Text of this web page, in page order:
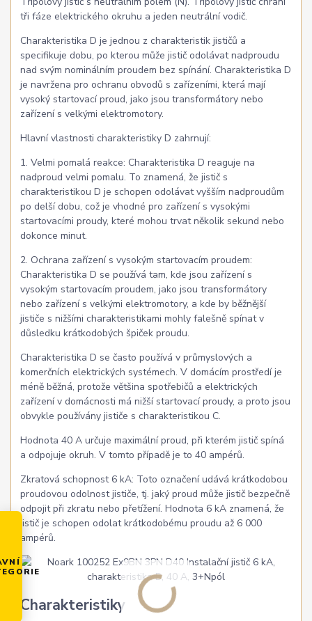
tři fáze elektrického okruhu a jeden neutrální vodič.
Charakteristika D je jednou z charakteristik jističů a
specifikuje dobu, po kterou může jistič odolávat nadproudu
nad svým nominálním proudem bez spínání. Charakteristika D
je navržena pro ochranu obvodů s zařízeními, která mají
vysoký startovací proud, jako jsou transformátory nebo
zařízení s velkými elektromotory.
Hlavní vlastnosti charakteristiky D zahrnují:
1. Velmi pomalá reakce: Charakteristika D reaguje na
nadproud velmi pomalu. To znamená, že jistič s
charakteristikou D je schopen odolávat vyšším nadproudům
po delší dobu, což je vhodné pro zařízení s vysokými
startovacími proudy, které mohou trvat několik sekund nebo
dokonce minut.
2. Ochrana zařízení s vysokým startovacím proudem:
Charakteristika D se používá tam, kde jsou zařízení s
vysokým startovacím proudem, jako jsou transformátory
nebo zařízení s velkými elektromotory, a kde by běžnější
jističe s nižšími charakteristikami mohly falešně spínat v
důsledku krátkodobých špiček proudu.
Charakteristika D se často používá v průmyslových a
komerčních elektrických systémech. V domácím prostředí je
méně běžná, protože většina spotřebičů a elektrických
zařízení v domácnosti má nižší startovací proudy, a proto jsou
obvykle používány jističe s charakteristikou C.
Hodnota 40 A určuje maximální proud, při kterém jistič spíná
a odpojuje okruh. V tomto případě je to 40 ampérů.
Zkratová schopnost 6 kA: Toto označení udává krátkodobou
proudovou odolnost jističe, tj. jaký proud může jistič bezpečně
odpojit při zkratu nebo přetížení. Hodnota 6 kA znamená, že
jistič je schopen odolat krátkodobému proudu až 6 000
ampérů.
Charakteristiky